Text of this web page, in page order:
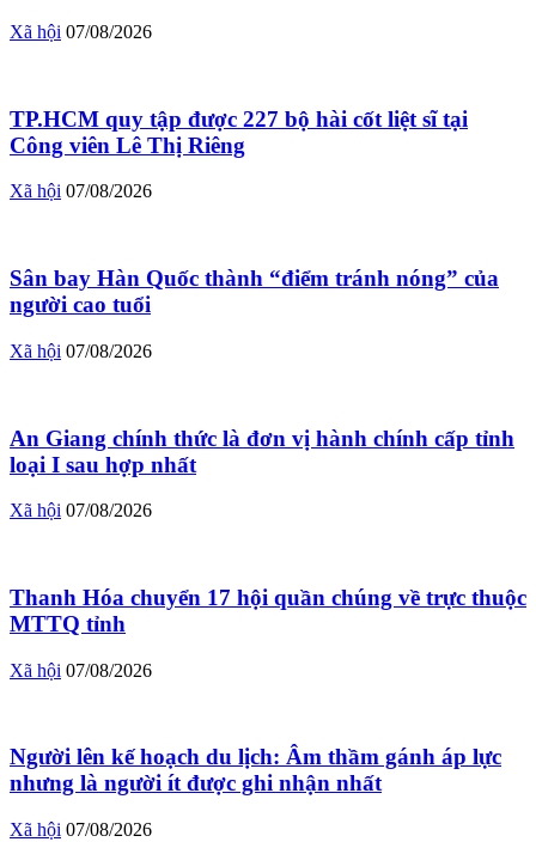
Xã hội 07/08/2026
TP.HCM quy tập được 227 bộ hài cốt liệt sĩ tại
Công viên Lê Thị Riêng
Xã hội 07/08/2026
Sân bay Hàn Quốc thành “điểm tránh nóng” của
người cao tuổi
Xã hội 07/08/2026
An Giang chính thức là đơn vị hành chính cấp tỉnh
loại I sau hợp nhất
Xã hội 07/08/2026
Thanh Hóa chuyển 17 hội quần chúng về trực thuộc
MTTQ tỉnh
Xã hội 07/08/2026
Người lên kế hoạch du lịch: Âm thầm gánh áp lực
nhưng là người ít được ghi nhận nhất
Xã hội 07/08/2026